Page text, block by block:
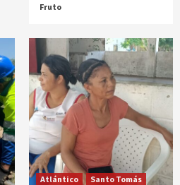
Fruto
Atlántico Santo Tomás